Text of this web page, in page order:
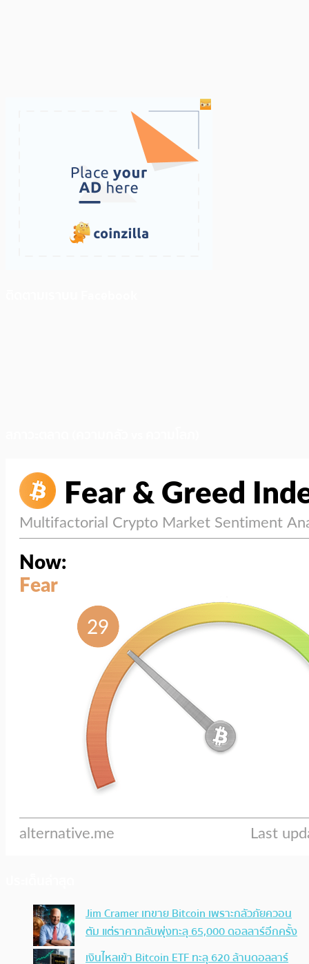
Jim Cramer เทขาย Bitcoin เพราะกลัวภัยควอน
ตัม แต่ราคากลับพุ่งทะลุ 65,000 ดอลลาร์อีกครั้ง
เงินไหลเข้า Bitcoin ETF ทะลุ 620 ล้านดอลลาร์